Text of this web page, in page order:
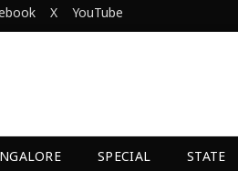
X YouTube
SPECIAL STATE